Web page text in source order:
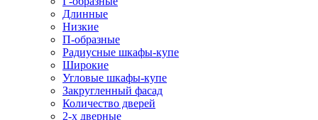
Длинные
Низкие
П-образные
Радиусные шкафы-купе
Широкие
Угловые шкафы-купе
Закругленный фасад
Количество дверей
2-х дверные